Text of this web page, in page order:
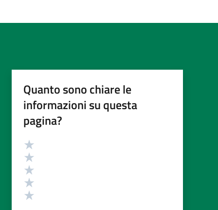
Quanto sono chiare le
informazioni su questa
pagina?
Valutazione